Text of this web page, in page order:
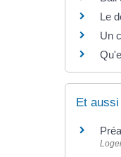
Le
Un
Et aussi